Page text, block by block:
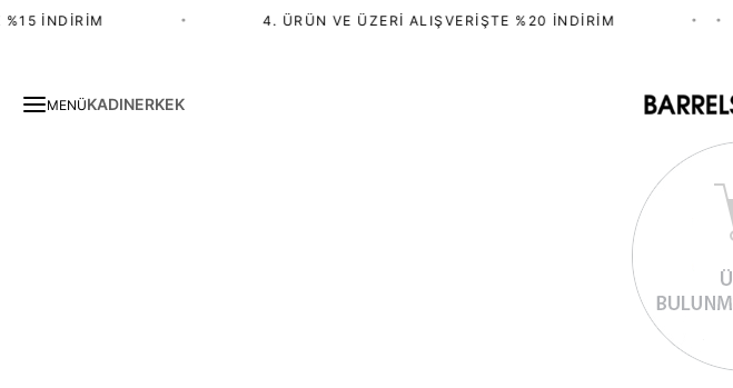
İNDIRIM 4. ÜRÜN VE ÜZERI ALIŞVERIŞTE %20 İNDIRIM
MENÜKADINERKEK